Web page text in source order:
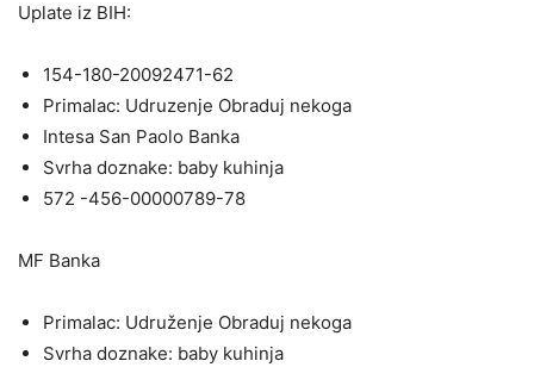
Uplate iz BIH:
154-180-20092471-62
Primalac: Udruzenje Obraduj nekoga
Intesa San Paolo Banka
Svrha doznake: baby kuhinja
572 -456-00000789-78
MF Banka
Primalac: Udruženje Obraduj nekoga
Svrha doznake: baby kuhinja